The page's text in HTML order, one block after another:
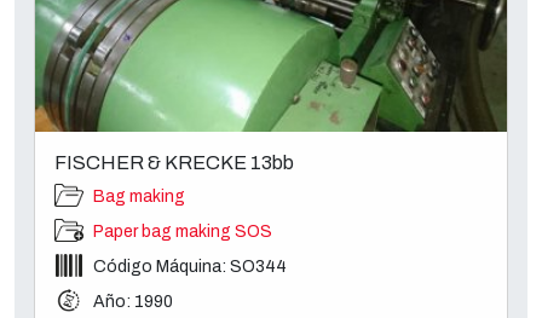
FISCHER & KRECKE 13bb
Bag making
Paper bag making SOS
Código Máquina: SO344
Año: 1990